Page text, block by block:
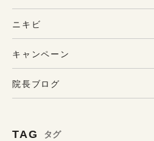
キャンペーン
ニキビ
院長ブログ
TAG タグ